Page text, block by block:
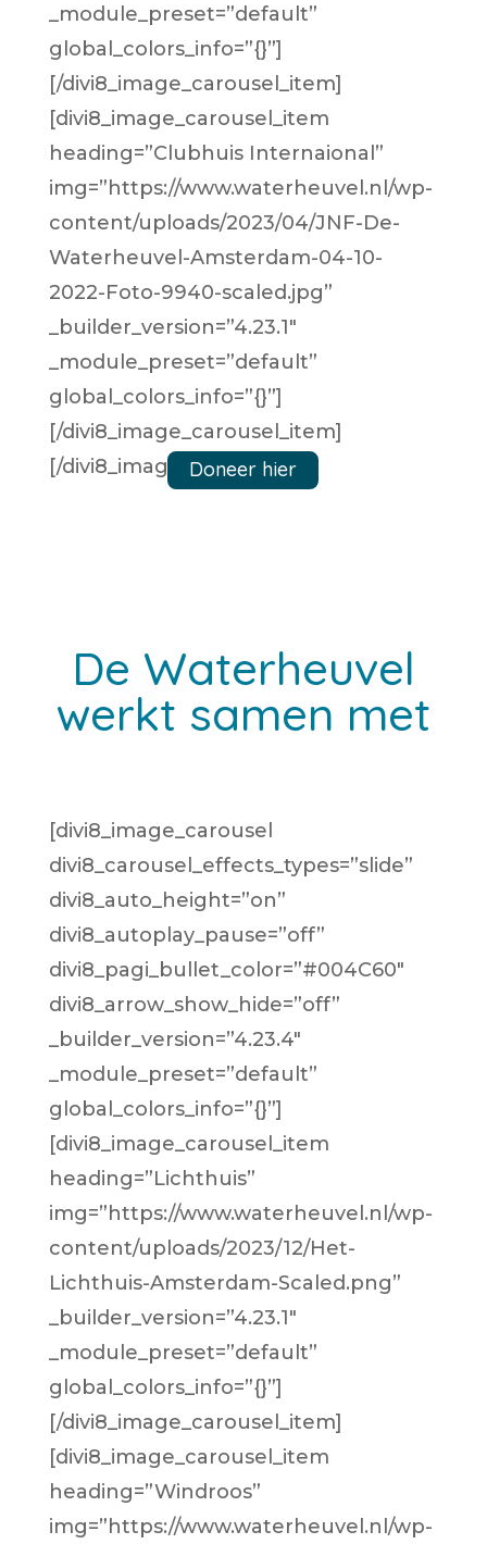
_module_preset=”default”
global_colors_info=”{}”]
[/divi8_image_carousel_item]
[divi8_image_carousel_item
heading=”Clubhuis Internaional”
img=”https://www.waterheuvel.nl/wp-
content/uploads/2023/04/JNF-De-
Waterheuvel-Amsterdam-04-10-
2022-Foto-9940-scaled.jpg”
_builder_version=”4.23.1″
_module_preset=”default”
global_colors_info=”{}”]
[/divi8_image_carousel_item]
[/divi8_image_carousel]
Doneer hier
De Waterheuvel
werkt samen met
[divi8_image_carousel
divi8_carousel_effects_types=”slide”
divi8_auto_height=”on”
divi8_autoplay_pause=”off”
divi8_pagi_bullet_color=”#004C60″
divi8_arrow_show_hide=”off”
_builder_version=”4.23.4″
_module_preset=”default”
global_colors_info=”{}”]
[divi8_image_carousel_item
heading=”Lichthuis”
img=”https://www.waterheuvel.nl/wp-
content/uploads/2023/12/Het-
Lichthuis-Amsterdam-Scaled.png”
_builder_version=”4.23.1″
_module_preset=”default”
global_colors_info=”{}”]
[/divi8_image_carousel_item]
[divi8_image_carousel_item
heading=”Windroos”
img=”https://www.waterheuvel.nl/wp-